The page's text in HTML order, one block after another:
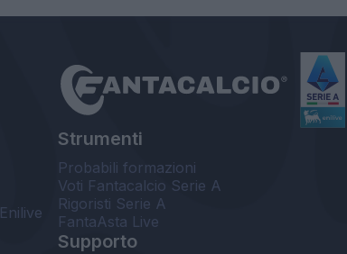
Strumenti
Probabili formazioni
Voti Fantacalcio Serie A
Rigoristi Serie A
FantaAsta Live
Supporto